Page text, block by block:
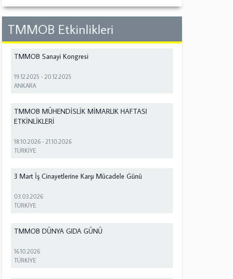
TMMOB Etkinlikleri
TMMOB Sanayi Kongresi
19.12.2025 -20.12.2025
ANKARA
TMMOB MÜHENDİSLİK MİMARLIK HAFTASI
ETKİNLİKLERİ
18.10.2026 -21.10.2026
TÜRKİYE
3 Mart İş Cinayetlerine Karşı Mücadele Günü
03.03.2026
TÜRKİYE
TMMOB DÜNYA GIDA GÜNÜ
16.10.2026
TÜRKİYE